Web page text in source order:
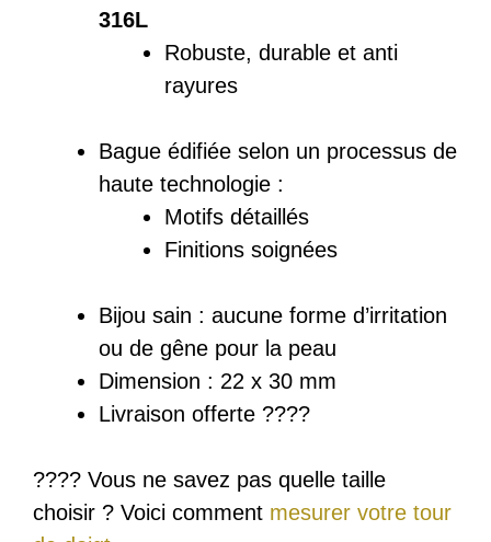
316L
Robuste, durable et anti
rayures
Bague édifiée selon un processus de
haute technologie :
Motifs détaillés
Finitions soignées
Bijou sain : aucune forme d’irritation
ou de gêne pour la peau
Dimension : 22 x 30 mm
Livraison offerte ????
???? Vous ne savez pas quelle taille
choisir ? Voici comment mesurer votre tour